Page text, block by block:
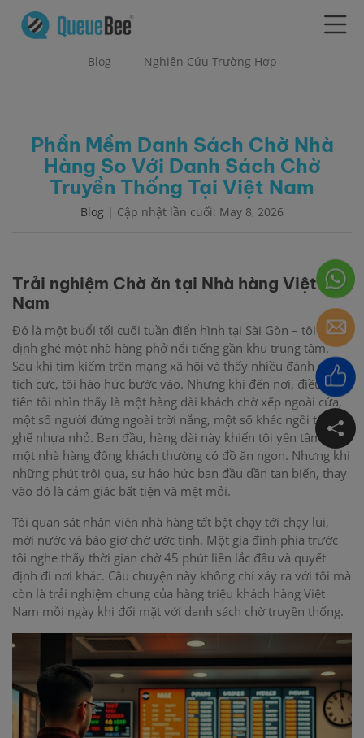
Blog Nghiên Cứu Trường Hợp
Phần Mềm Danh Sách Chờ Nhà
Hàng So Với Danh Sách Chờ
Truyền Thống Tại Việt Nam
Blog | Cập nhật lần cuối: May 8, 2026
Trải nghiệm Chờ ăn tại Nhà hàng Việt
Nam
Đó là một buổi tối cuối tuần điển hình tại Sài Gòn – tôi quyết
định ghé một nhà hàng phở nổi tiếng gần khu trung tâm.
Sau khi tìm kiếm trên mạng xã hội và thấy nhiều đánh giá
tích cực, tôi háo hức bước vào. Nhưng khi đến nơi, điều đầu
tiên tôi nhìn thấy là một hàng dài khách chờ xếp ngoài cửa,
một số người đứng ngoài trời nắng, một số khác ngồi trên
ghế nhựa nhỏ. Ban đầu, hàng dài này khiến tôi yên tâm –
một nhà hàng đông khách thường có đồ ăn ngon. Nhưng khi
những phút trôi qua, sự háo hức ban đầu dần tan biến, thay
vào đó là cảm giác bất tiện và mệt mỏi.
Tôi quan sát nhân viên nhà hàng tất bật chạy tới chạy lui,
mời nước và báo giờ chờ ước tính. Một gia đình phía trước
tôi nghe thấy thời gian chờ 45 phút liền lắc đầu và quyết
định đi nơi khác. Câu chuyện này không chỉ xảy ra với tôi mà
còn là trải nghiệm chung của hàng triệu khách hàng Việt
Nam mỗi ngày khi đối mặt với danh sách chờ truyền thống.